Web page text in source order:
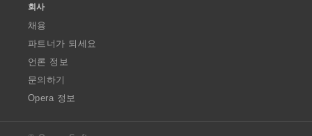
회사
채용
파트너가 되세요
언론 정보
문의하기
Opera 정보